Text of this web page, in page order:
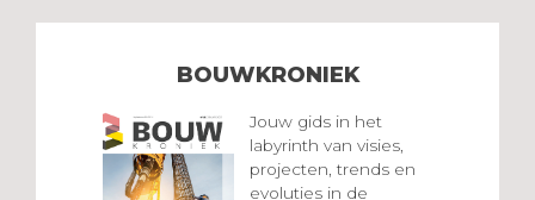
BOUWKRONIEK
Jouw gids in het
labyrinth van visies,
projecten, trends en
evoluties in de